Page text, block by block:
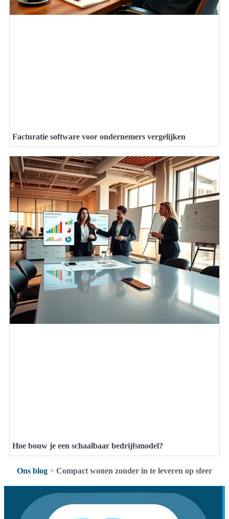
Facturatie software voor ondernemers vergelijken
Hoe bouw je een schaalbaar bedrijfsmodel?
Ons blog > Compact wonen zonder in te leveren op sfeer